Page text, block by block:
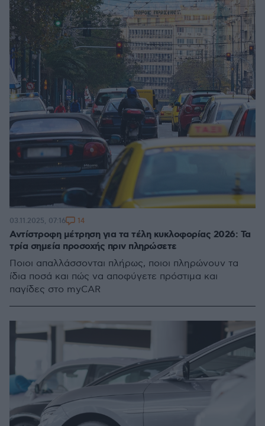
Αντίστροφη μέτρηση για τα τέλη κυκλοφορίας 2026: Τα
τρία σημεία προσοχής πριν πληρώσετε
Ποιοι απαλλάσσονται πλήρως, ποιοι πληρώνουν τα
ίδια ποσά και πώς να αποφύγετε πρόστιμα και
παγίδες στο myCAR
03.11.2025, 07:16 14